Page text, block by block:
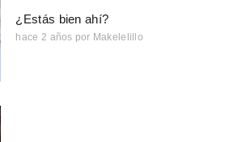
¿Estás bien ahí?
hace 2 años por Makelelillo